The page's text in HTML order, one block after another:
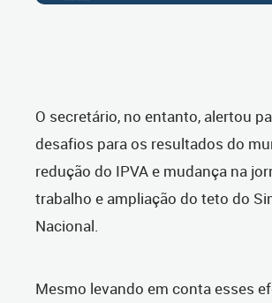
O secretário, no entanto, alertou
desafios para os resultados do
redução do IPVA e mudança na
trabalho e ampliação do teto do
Nacional.
Mesmo levando em conta esses